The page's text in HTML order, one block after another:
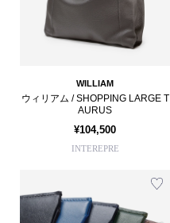
WILLIAM
ウィリアム / SHOPPING LARGE T
AURUS
¥104,500
INTEREPRE